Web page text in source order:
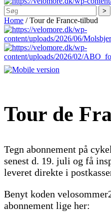
Søg
Home /Tour de France-tilbud
Tour de
Tegn abonnement på
senest d. 19. juli og få
leveret direkte i
Benyt koden
abonnement lige her: